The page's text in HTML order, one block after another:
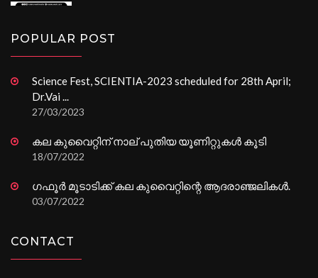
POPULAR POST
Science Fest, SCIENTIA-2023 scheduled for 28th April;
Dr.Vai ...
27/03/2023
കല കുവൈറ്റിന് നാല് പുതിയ യൂണിറ്റുകൾ കൂടി
18/07/2022
ഗഫൂർ മൂടാടിക്ക് കല കുവൈറ്റിന്റെ ആദരാഞ്ജലികൾ.
03/07/2022
CONTACT